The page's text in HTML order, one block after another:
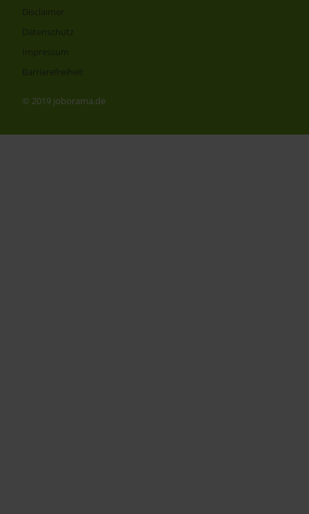
Disclaimer
Datenschutz
Impressum
Barrierefreiheit
© 2019 joborama.de